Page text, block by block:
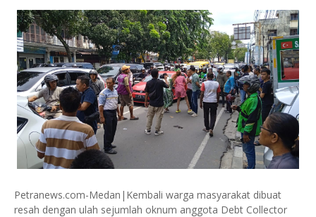
Petranews.com-Medan|Kembali warga masyarakat dibuat
resah dengan ulah sejumlah oknum anggota Debt Collector